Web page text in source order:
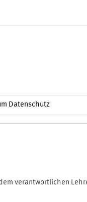
Datenschutz
verantwortlichen